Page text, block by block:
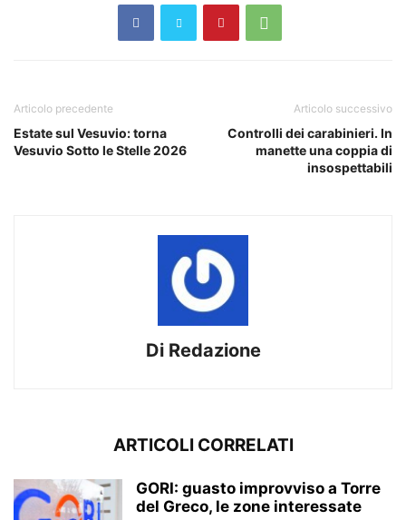
Articolo precedente
Estate sul Vesuvio: torna
Vesuvio Sotto le Stelle 2026
Articolo successivo
Controlli dei carabinieri. In
manette una coppia di
insospettabili
Di Redazione
ARTICOLI CORRELATI
GORI: guasto improvviso a Torre
del Greco, le zone interessate